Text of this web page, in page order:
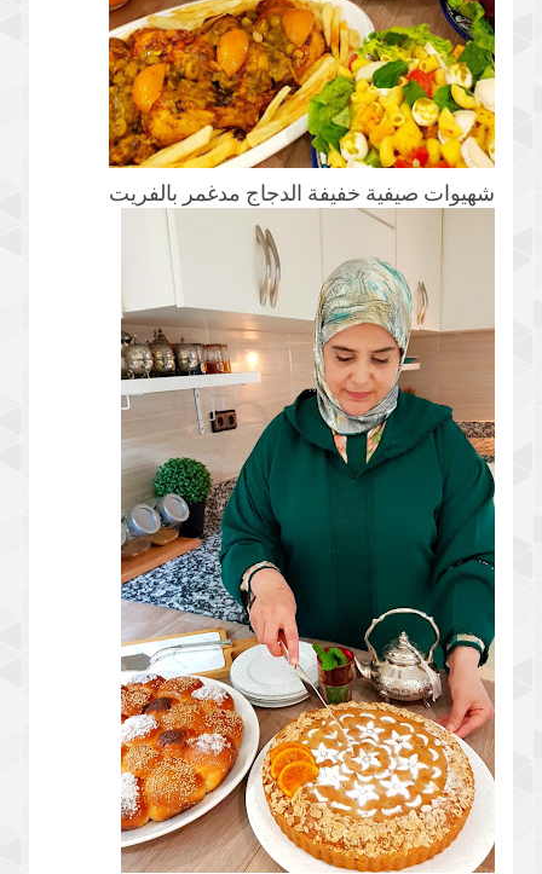
شهيوات صيفية خفيفة الدجاج مدغمر بالفريت